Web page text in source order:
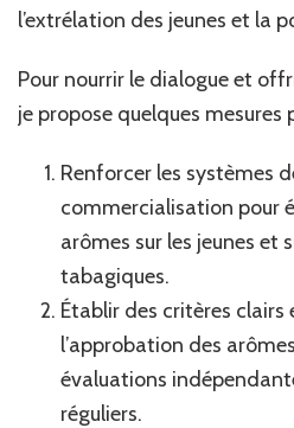
l’extrélation des jeunes et la
Pour nourrir le dialogue et
je propose quelques mesures
Renforcer les systèmes
commercialisation pour
arômes sur les jeunes et
tabagiques.
Établir des critères
l’approbation des
évaluations
réguliers.